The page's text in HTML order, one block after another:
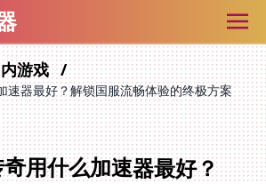
游戏
速器最好？解锁国服流畅体验的终极方案
用什么加速器最好？